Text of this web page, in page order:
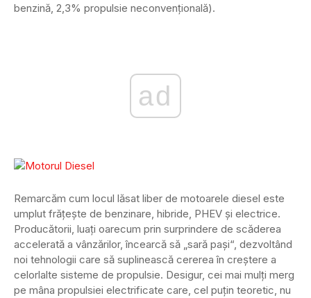
benzină, 2,3% propulsie neconvențională).
ad
Remarcăm cum locul lăsat liber de motoarele diesel este
umplut frățește de benzinare, hibride, PHEV și electrice.
Producătorii, luați oarecum prin surprindere de scăderea
accelerată a vânzărilor, încearcă să „sară pași“, dezvoltând
noi tehnologii care să suplinească cererea în creștere a
celorlalte sisteme de propulsie. Desigur, cei mai mulți merg
pe mâna propulsiei electrificate care, cel puțin teoretic, nu